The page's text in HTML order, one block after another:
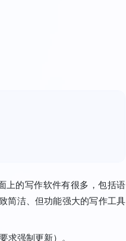
上的写作软件有很多，包括语
简洁、但功能强大的写作工具
求强制更新）。